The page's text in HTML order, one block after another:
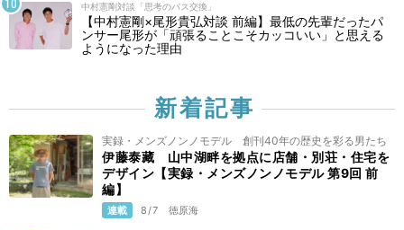
中村憲剛対談「思考のパス交換」
【中村憲剛×尾形貴弘対談 前編】最低の先輩だったパ
ンサー尾形が「頑張ることこそカッコいい」と思える
ようになった理由
新着記事
実録・メンズノンノモデル 創刊40年の歴史を彩る男たち
伊藤泰藏 山中湖畔を拠点に店舗・別荘・住宅を
デザイン【実録・メンズノンノモデル 第9回 前
編】
連載 8/7 徳原海